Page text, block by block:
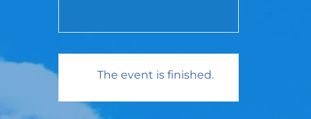
The event is finished.